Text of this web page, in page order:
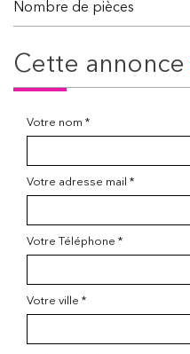
Nombre de pièces
cette annonce
Votre nom *
Votre adresse mail *
Votre Téléphone *
Votre ville *